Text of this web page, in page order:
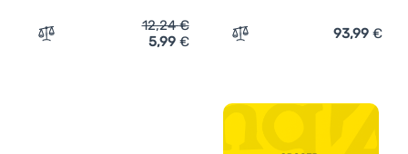
Zum Vergleich 'Konversionssockel Outwell Conversion
12,24€
5,99 € Zum Vergleich
93,99 €